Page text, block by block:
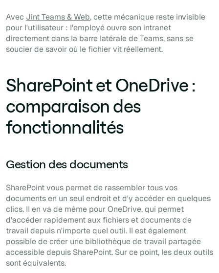
Avec Jint Teams & Web, cette mécanique reste invisible
pour l'utilisateur : l'employé ouvre son intranet
directement dans la barre latérale de Teams, sans se
soucier de savoir où le fichier vit réellement.
SharePoint et OneDrive :
comparaison des
fonctionnalités
Gestion des documents
SharePoint vous permet de rassembler tous vos
documents en un seul endroit et d'y accéder en quelques
clics. Il en va de même pour OneDrive, qui permet
d'accéder rapidement aux fichiers et documents de
travail depuis n'importe quel outil. Il est également
possible de créer une bibliothèque de travail partagée
accessible depuis SharePoint. Sur ce point, les deux outils
sont équivalents.